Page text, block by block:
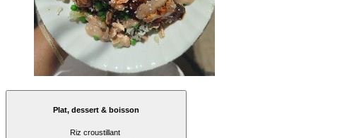
Plat, dessert & boisson
Riz croustillant